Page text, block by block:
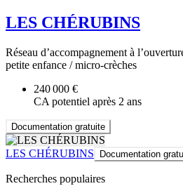
LES CHÉRUBINS
Réseau d’accompagnement à
petite enfance / micro-crèches
240 000 €
CA potentiel après 2 ans
Documentation gratuite
LES CHÉRUBINS Documentation
Recherches populaires